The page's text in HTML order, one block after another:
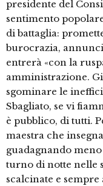
presidente del
sentimento
di battaglia:
burocrazia,
entrerà «con la
amministrazione.
sgominare le
Sbagliato, se vi
è pubblico, di tutti.
maestra che
guadagnando
turno di notte nelle
scalcinate e